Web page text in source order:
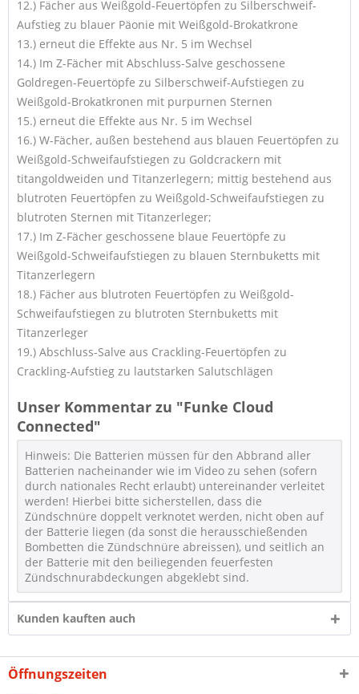
12.) Fächer aus Weißgold-Feuertöpfen zu Silberschweif-
Aufstieg zu blauer Päonie mit Weißgold-Brokatkrone
13.) erneut die Effekte aus Nr. 5 im Wechsel
14.) Im Z-Fächer mit Abschluss-Salve geschossene
Goldregen-Feuertöpfe zu Silberschweif-Aufstiegen zu
Weißgold-Brokatkronen mit purpurnen Sternen
15.) erneut die Effekte aus Nr. 5 im Wechsel
16.) W-Fächer, außen bestehend aus blauen Feuertöpfen zu
Weißgold-Schweifaufstiegen zu Goldcrackern mit
titangoldweiden und Titanzerlegern; mittig bestehend aus
blutroten Feuertöpfen zu Weißgold-Schweifaufstiegen zu
blutroten Sternen mit Titanzerleger;
17.) Im Z-Fächer geschossene blaue Feuertöpfe zu
Weißgold-Schweifaufstiegen zu blauen Sternbuketts mit
Titanzerlegern
18.) Fächer aus blutroten Feuertöpfen zu Weißgold-
Schweifaufstiegen zu blutroten Sternbuketts mit
Titanzerleger
19.) Abschluss-Salve aus Crackling-Feuertöpfen zu
Crackling-Aufstieg zu lautstarken Salutschlägen
Unser Kommentar zu "Funke Cloud
Connected"
Hinweis: Die Batterien müssen für den Abbrand aller
Batterien nacheinander wie im Video zu sehen (sofern
durch nationales Recht erlaubt) untereinander verleitet
werden! Hierbei bitte sicherstellen, dass die
Zündschnüre doppelt verknotet werden, nicht oben auf
der Batterie liegen (da sonst die herausschießenden
Bombetten die Zündschnüre abreissen), und seitlich an
der Batterie mit den beiliegenden feuerfesten
Zündschnurabdeckungen abgeklebt sind.
Kunden kauften auch
Öffnungszeiten